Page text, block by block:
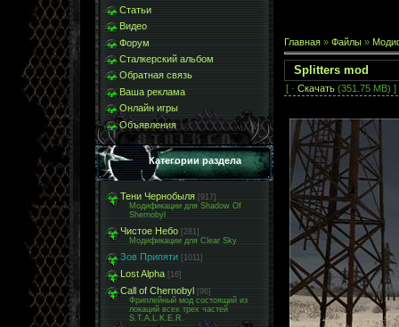
Статьи
Видео
Форум
Сталкерский альбом
Обратная связь
Ваша реклама
Онлайн игры
Объявления
Категории раздела
Тени Чернобыля [917]
Модификации для Shadow Of
Shernobyl
Чистое Небо [281]
Модификации для Clear Sky
Зов Припяти [1011]
Lost Alpha [16]
Call of Chernobyl [96]
Фриплейный мод состоящий из
локаций всех трех частей
S.T.A.L.K.E.R.
Главная » Файлы »
Splitters mod
[ · Скачать (351.75 MB) ]